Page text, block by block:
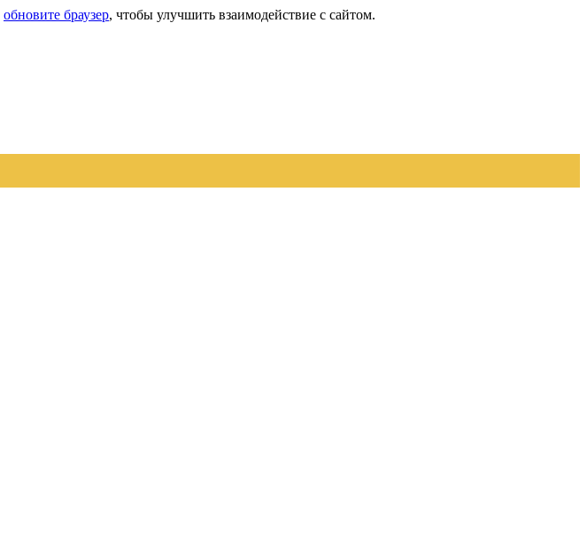
обновите браузер, чтобы улучшить взаимодействие с сайтом.